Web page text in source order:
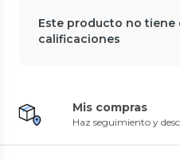
Este producto no tiene
calificaciones
Mis compras
Haz seguimiento y